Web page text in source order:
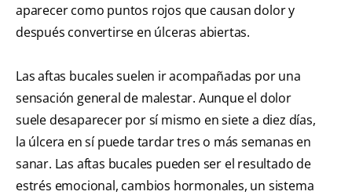
aparecer como puntos rojos que causan dolor y
después convertirse en úlceras abiertas.
Las aftas bucales suelen ir acompañadas por una
sensación general de malestar. Aunque el dolor
suele desaparecer por sí mismo en siete a diez días,
la úlcera en sí puede tardar tres o más semanas en
sanar. Las aftas bucales pueden ser el resultado de
estrés emocional, cambios hormonales, un sistema